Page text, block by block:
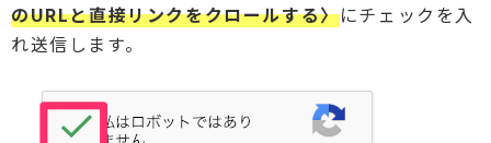
のURLと直接リンクをクロールする〉にチェックを入
れ送信します。